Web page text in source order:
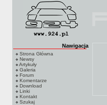
Nawigacja
Strona Główna
Newsy
Artykuły
Galeria
Forum
Komentarze
Download
Linki
Kontakt
Szukaj